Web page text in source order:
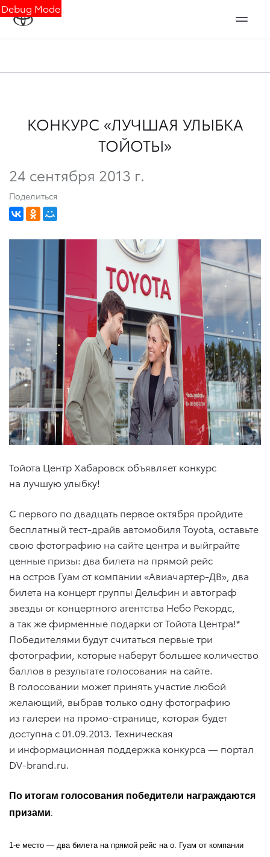
Debug Mode
КОНКУРC «ЛУЧШАЯ УЛЫБКА
ТОЙОТЫ»
24 сентября 2013 г.
Поделиться
Тойота Центр Хабаровск объявляет конкурс
на лучшую улыбку!
С первого по двадцать первое октября пройдите
бесплатный тест-драйв автомобиля Toyota, оставьте
свою фотографию на сайте центра и выйграйте
ценные призы: два билета на прямой рейс
на остров Гуам от компании «Авиачартер-ДВ», два
билета на концерт группы Дельфин и автограф
звезды от концертного агентства Небо Рекордс,
а так же фирменные подарки от Тойота Центра!*
Победителями будут считаться первые три
фотографии, которые наберут большее количество
баллов в результате голосования на сайте.
В голосовании может принять участие любой
желающий, выбрав только одну фотографию
из галереи на промо-странице, которая будет
доступна с 01.09.2013. Техническая
и информационная поддержка конкурса — портал
DV-brand.ru.
По итогам голосования победители награждаются
призами:
1-е место — два билета на прямой рейс на о. Гуам от компании